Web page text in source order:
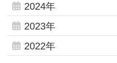
2024年
2023年
2022年